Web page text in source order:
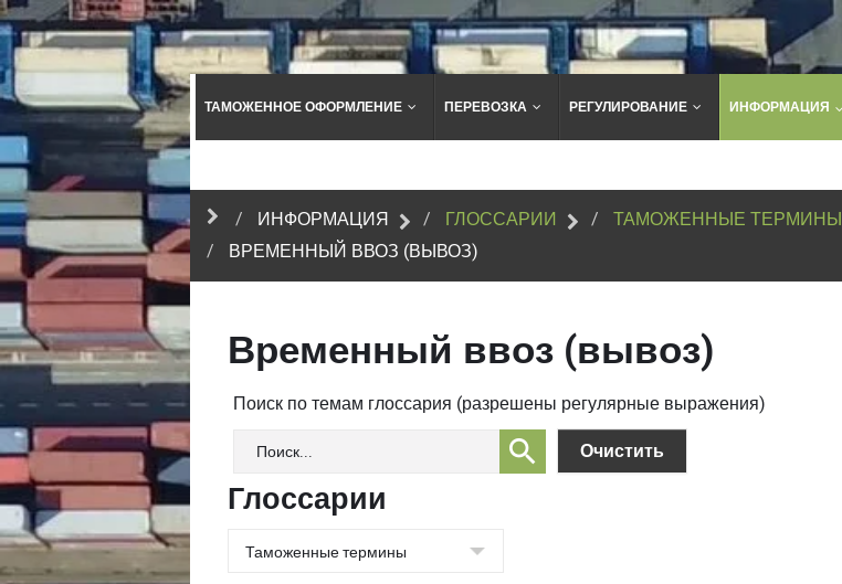
ТАМОЖЕННОЕ ОФОРМЛЕНИЕ ПЕРЕВОЗКА РЕГУЛИРОВАНИЕ ИНФОРМАЦИЯ
ИНФОРМАЦИЯ ГЛОССАРИИ ТАМОЖЕННЫЕ ТЕРМИНЫ
ВРЕМЕННЫЙ ВВОЗ (ВЫВОЗ)
Временный ввоз (вывоз)
Поиск по темам глоссария (разрешены регулярные выражения)
Глоссарии